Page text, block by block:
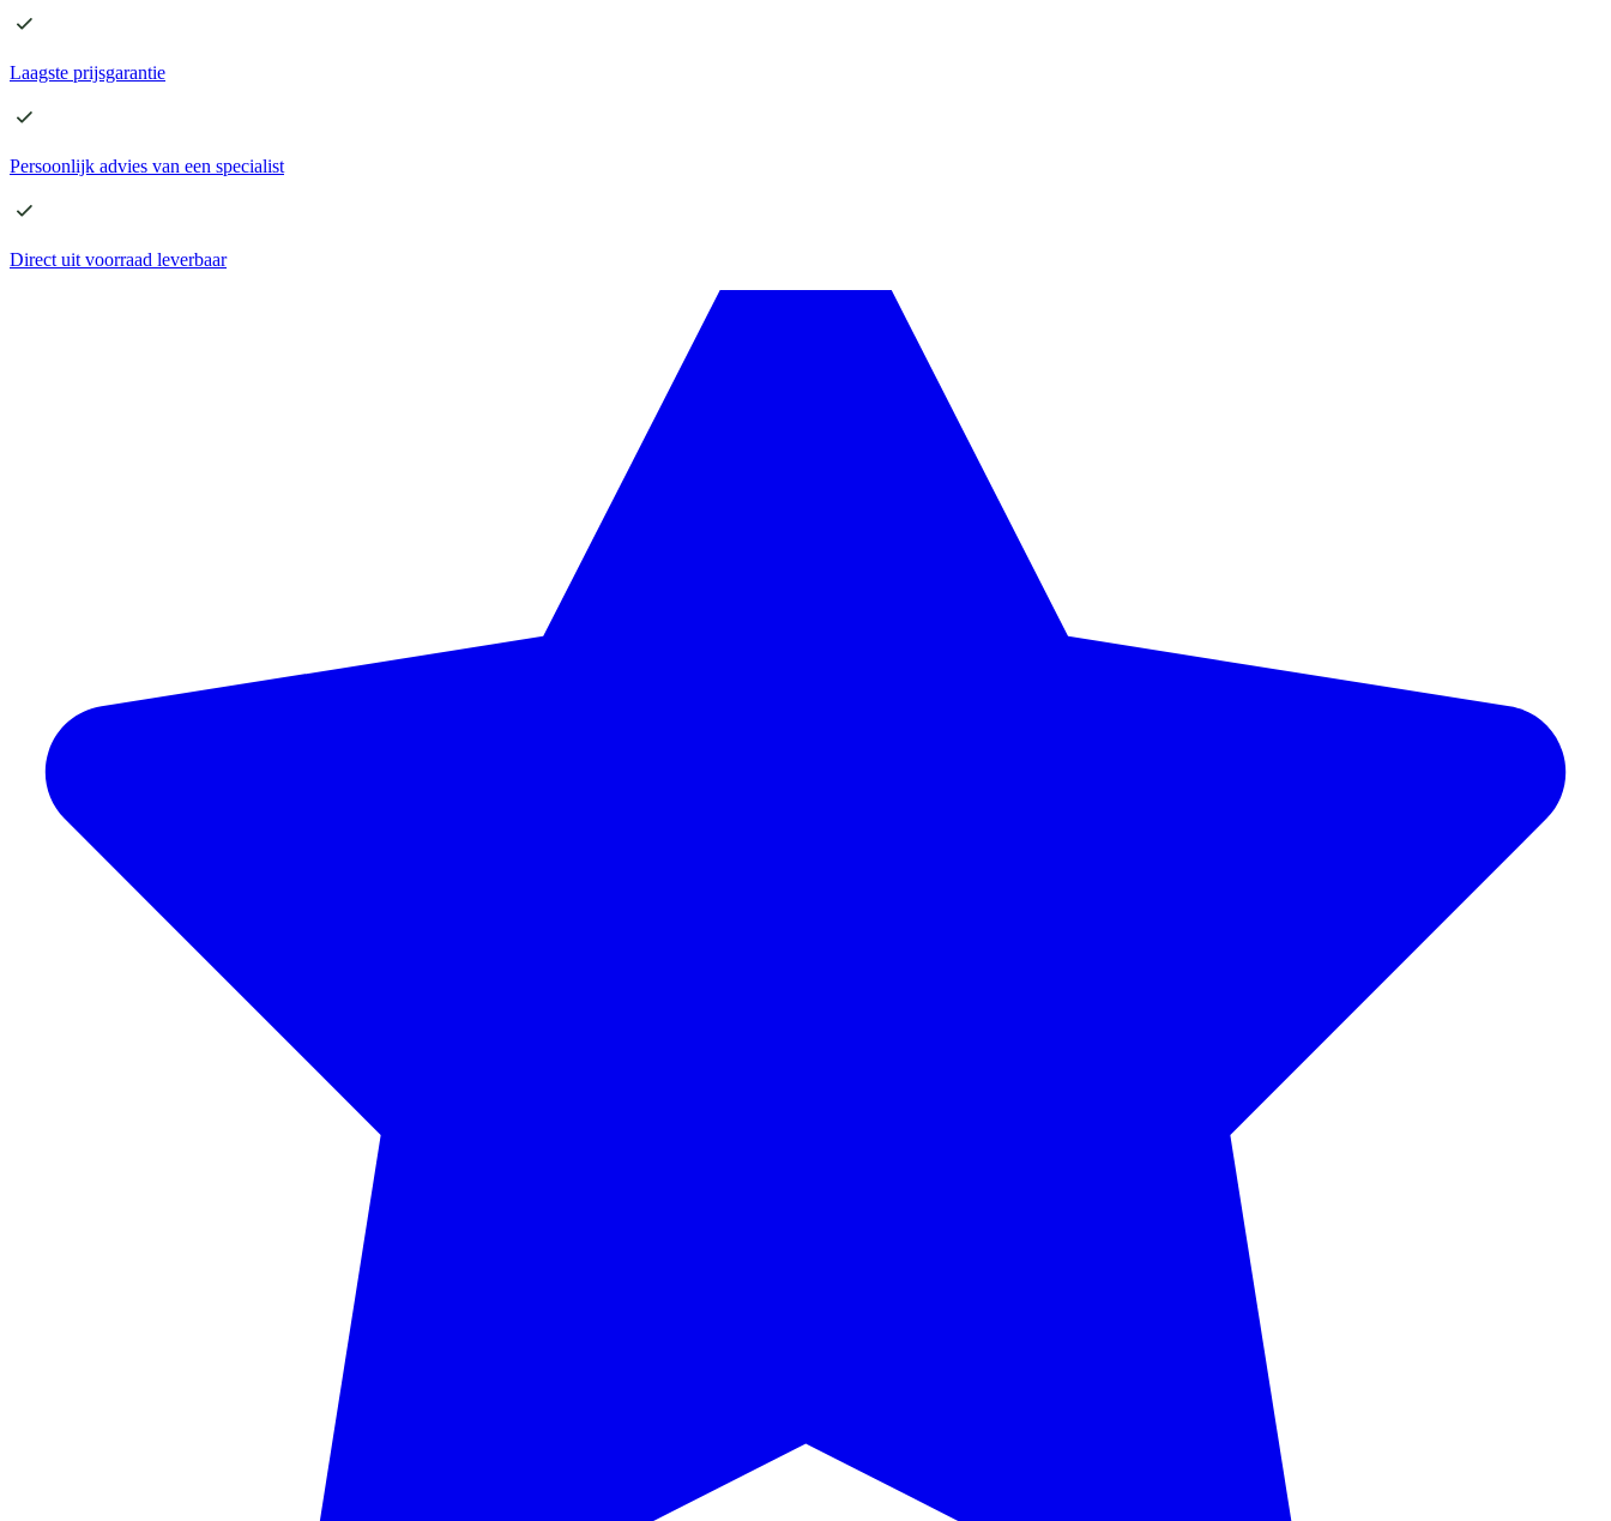
Laagste prijsgarantie
Persoonlijk advies van een specialist
Direct uit voorraad leverbaar